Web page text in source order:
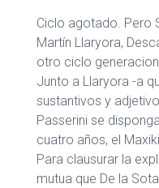
Ciclo agotado. Pero
Martín Llaryora,
otro ciclo
Junto a Llaryora -a
sustantivos y
Passerini se
cuatro años, el
Para clausurar la
mutua que De la